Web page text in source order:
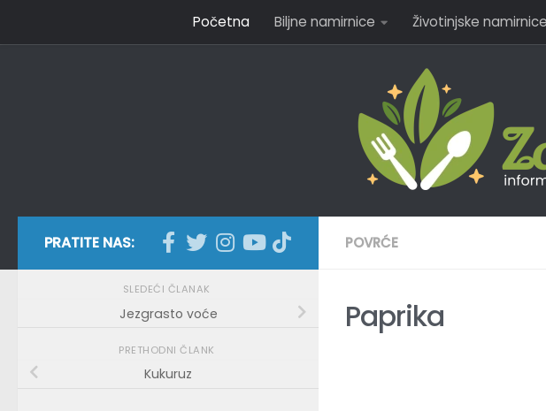
Početna Biljne namirnice Životinjske namirnice
POVRĆE
Paprika
PRATITE NAS:
SLEDEĆI ČLANAK
Jezgrasto voće
PRETHODNI ČLANK
Kukuruz